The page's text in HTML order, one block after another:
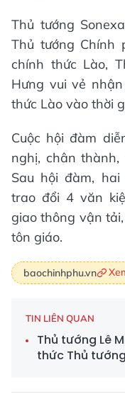
Thủ tướng
Thủ tướng Chính
chính thức Lào,
Hưng vui vẻ
thức Lào vào thời
Cuộc hội đàm
nghị, chân
Sau hội đàm,
trao đổi 4 văn
giao thông vận
tôn giáo.
baochinhphu.vn
TIN LIÊN QUAN
Thủ tướng Lê
thức Thủ